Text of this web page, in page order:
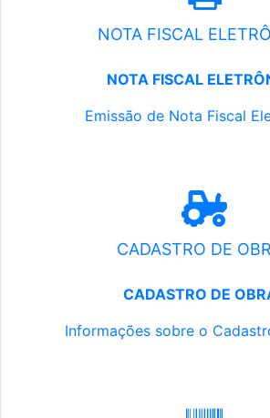
NOTA FISCAL
NOTA FISCAL
Emissão de Nota Fiscal
CADASTRO DE
CADASTRO DE
Informações sobre o